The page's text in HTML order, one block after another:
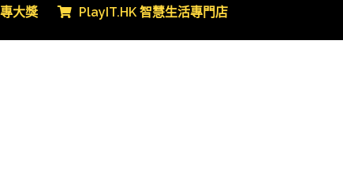
大獎 PlayIT.HK 智慧生活專門店